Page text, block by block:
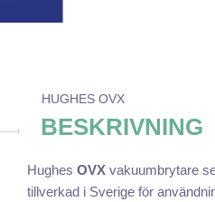
HUGHES OVX
BESKRIVNING
Hughes OVX vakuumbrytare
tillverkad i Sverige för